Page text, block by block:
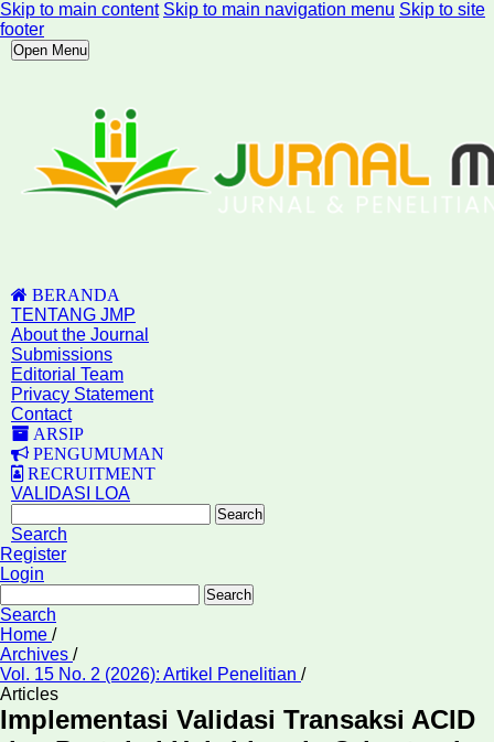
Skip to main content Skip to main navigation menu Skip to site
footer
Open Menu
BERANDA
TENTANG JMP
About the Journal
Submissions
Editorial Team
Privacy Statement
Contact
ARSIP
PENGUMUMAN
RECRUITMENT
VALIDASI LOA
Search
Search
Register
Login
Search
Search
Home /
Archives /
Vol. 15 No. 2 (2026): Artikel Penelitian /
Articles
Implementasi Validasi Transaksi ACID